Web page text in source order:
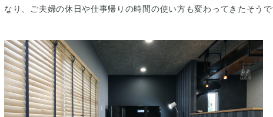
なり、ご夫婦の休日や仕事帰りの時間の使い方も変わってきたそうで